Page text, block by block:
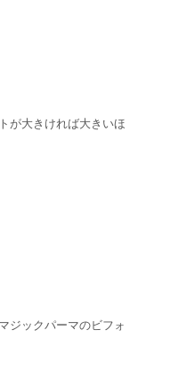
が大きければ大きいほ
ジックパーマのビフォ